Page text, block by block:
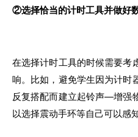
②选择恰当的计时工具并做好
在选择计时工具的时候需要考
响。比如，避免学生因为计时
反复搭配而建立起铃声—增强
以选择震动手环等自己可以感